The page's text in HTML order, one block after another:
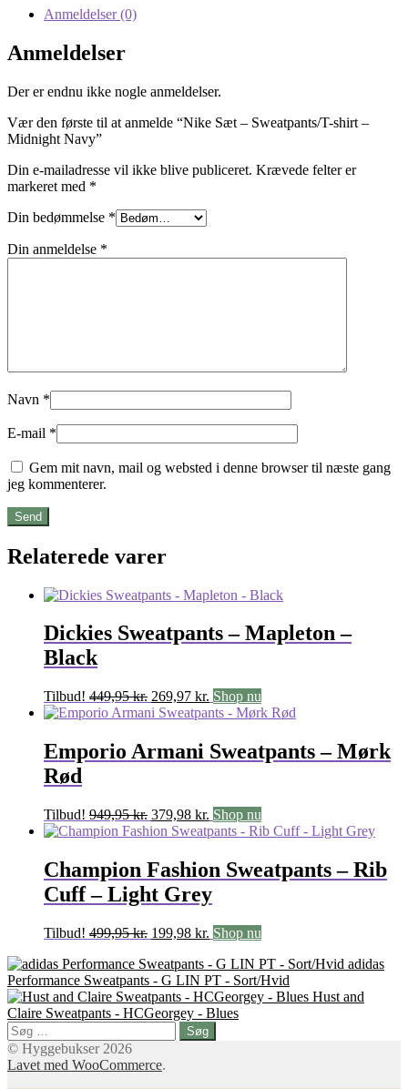
Anmeldelser (0)
Anmeldelser
Der er endnu ikke nogle anmeldelser.
Vær den første til at anmelde “Nike Sæt – Sweatpants/T-shirt –
Midnight Navy”
Din e-mailadresse vil ikke blive publiceret. Krævede felter er
markeret med *
Din bedømmelse *
Din anmeldelse *
Navn *
E-mail *
Gem mit navn, mail og websted i denne browser til næste gang
jeg kommenterer.
Relaterede varer
Dickies Sweatpants – Mapleton –
Black
Tilbud! 449,95kr. Den
oprindelige
449,95 kr..
269,97 kr. Den
aktuelle
er:
269,97 kr..
Shop nu
Emporio Armani Sweatpants – Mørk
Rød
Tilbud! 949,95kr. Den
oprindelige
var:
949,95 kr..
379,98 kr. Den
aktuelle
379,98 kr..
Shop nu
Champion Fashion Sweatpants – Rib
Cuff – Light Grey
Tilbud! 499,95kr. Den
pris
var:
499,95 kr..
199,98 kr. Den
pris
er:
199,98 kr..
Shop nu
adidas
Performance Sweatpants - G LIN PT - Sort/Hvid
Hust and
Claire Sweatpants - HCGeorgey - Blues
Søg
efter:
© Hyggebukser 2026
Lavet med WooCommerce.